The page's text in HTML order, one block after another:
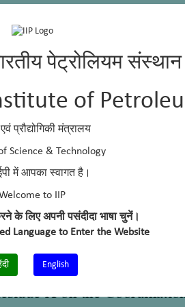
पेट्रोलियम संस्थान
of
एवं प्रौद्योगिकी मंत्रालय
Science & Technology
में आपका स्वागत है।
to IIP
के लिए अपनी पसंदीदा भाषा चुनें।
Language to Enter the Website
English